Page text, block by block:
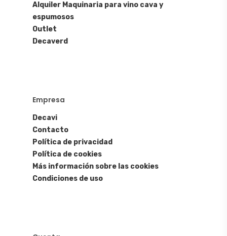
Alquiler Maquinaria para vino cava y
espumosos
Outlet
Decaverd
Empresa
Decavi
Contacto
Política de privacidad
Política de cookies
Más información sobre las cookies
Condiciones de uso